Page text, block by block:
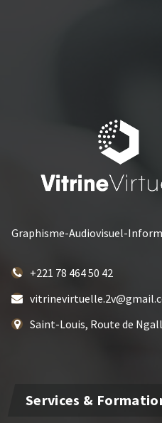
Graphisme-Audiovisuel-
+221 78 464 50 42
Saint-Louis, Route de
Services &